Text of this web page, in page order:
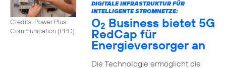
Credits: Power Plus
Communication (PPC)
DIGITALE INFRASTRUKTUR FÜR
INTELLIGENTE STROMNETZE:
O2 Business bietet 5G
RedCap für
Energieversorger an
Die Technologie ermöglicht die